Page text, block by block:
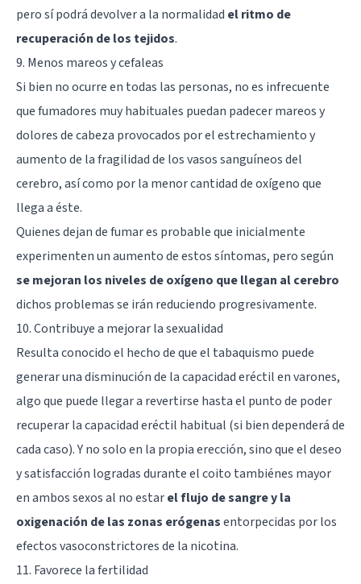
pero sí podrá devolver a la normalidad el ritmo de
recuperación de los tejidos.
9. Menos mareos y cefaleas
Si bien no ocurre en todas las personas, no es infrecuente
que fumadores muy habituales puedan padecer mareos y
dolores de cabeza provocados por el estrechamiento y
aumento de la fragilidad de los vasos sanguíneos del
cerebro, así como por la menor cantidad de oxígeno que
llega a éste.
Quienes dejan de fumar es probable que inicialmente
experimenten un aumento de estos síntomas, pero según
se mejoran los niveles de oxígeno que llegan al cerebro
dichos problemas se irán reduciendo progresivamente.
10. Contribuye a mejorar la sexualidad
Resulta conocido el hecho de que el tabaquismo puede
generar una disminución de la capacidad eréctil en varones,
algo que puede llegar a revertirse hasta el punto de poder
recuperar la capacidad eréctil habitual (si bien dependerá de
cada caso). Y no solo en la propia erección, sino que el deseo
y satisfacción logradas durante el coito tambiénes mayor
en ambos sexos al no estarel flujo de sangre y la
oxigenación de las zonas erógenasentorpecidas por los
efectos vasoconstrictores de la nicotina.
11. Favorece la fertilidad